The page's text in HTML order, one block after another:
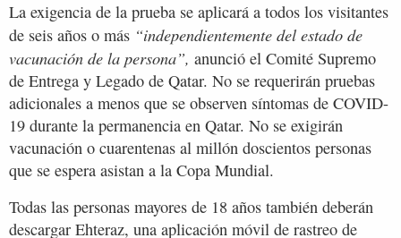
La exigencia de la prueba se aplicará a todos los visitantes
de seis años o más “independientemente del estado de
vacunación de la persona”, anunció el Comité Supremo
de Entrega y Legado de Qatar. No se requerirán pruebas
adicionales a menos que se observen síntomas de COVID-
19 durante la permanencia en Qatar. No se exigirán
vacunación o cuarentenas al millón doscientos personas
que se espera asistan a la Copa Mundial.
Todas las personas mayores de 18 años también deberán
descargar Ehteraz, una aplicación móvil de rastreo de